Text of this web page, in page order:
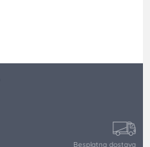
Besplatna dostava